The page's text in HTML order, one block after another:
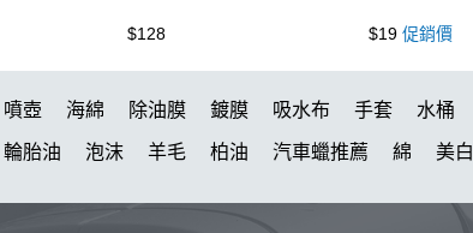
$128 $19促銷價
噴壺 海綿 除油膜 鍍膜 吸水布 手套 水桶
輪胎油 泡沫 羊毛 柏油 汽車蠟推薦 綿 美白